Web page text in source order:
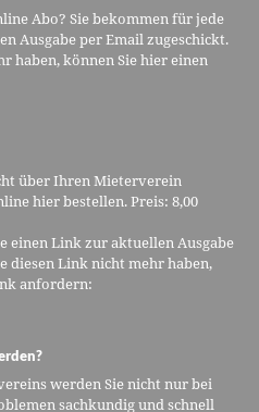
Abo? Sie bekommen für jede
Ausgabe per Email zugeschickt.
haben, können Sie hier einen
über Ihren Mieterverein
hier bestellen. Preis: 8,00
einen Link zur aktuellen Ausgabe
diesen Link nicht mehr haben,
anfordern:
werden Sie nicht nur bei
sachkundig und schnell